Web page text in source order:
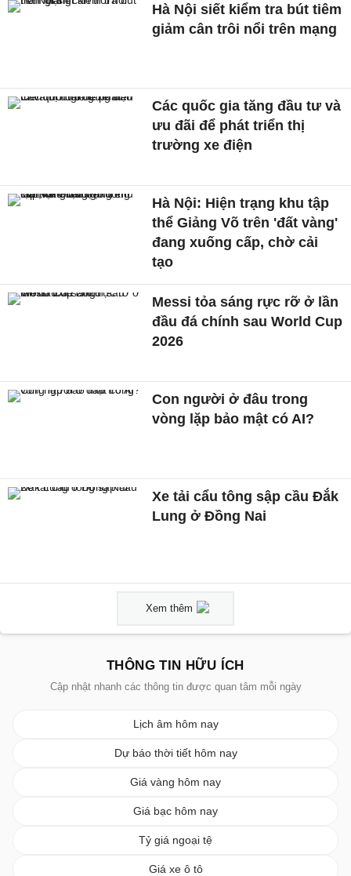
Hà Nội siết kiểm tra bút tiêm
giảm cân trôi nổi trên mạng
Các quốc gia tăng đầu tư và
ưu đãi để phát triển thị
trường xe điện
Hà Nội: Hiện trạng khu tập
thể Giảng Võ trên 'đất vàng'
đang xuống cấp, chờ cải
tạo
Messi tỏa sáng rực rỡ ở lần
đầu đá chính sau World Cup
2026
Con người ở đâu trong
vòng lặp bảo mật có AI?
Xe tải cẩu tông sập cầu Đắk
Lung ở Đồng Nai
Xem thêm
THÔNG TIN HỮU ÍCH
Cập nhật nhanh các thông tin được quan tâm mỗi ngày
Lịch âm hôm nay
Dự báo thời tiết hôm nay
Giá vàng hôm nay
Giá bạc hôm nay
Tỷ giá ngoại tệ
Giá xe ô tô